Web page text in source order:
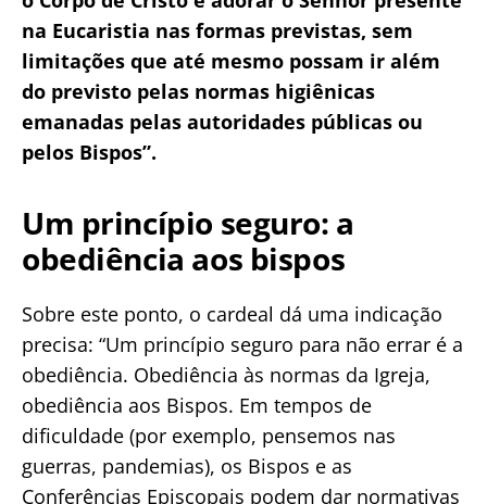
na Eucaristia nas formas previstas, sem
limitações que até mesmo possam ir além
do previsto pelas normas higiênicas
emanadas pelas autoridades públicas ou
pelos Bispos”.
Um princípio seguro: a
obediência aos bispos
Sobre este ponto, o cardeal dá uma indicação
precisa: “Um princípio seguro para não errar é a
obediência. Obediência às normas da Igreja,
obediência aos Bispos. Em tempos de
dificuldade (por exemplo, pensemos nas
guerras, pandemias), os Bispos e as
Conferências Episcopais podem dar normativas